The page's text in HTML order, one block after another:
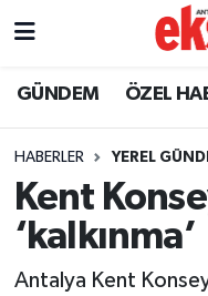
GÜNDEM ÖZEL
HABERLER YEREL
Kent
‘kalkınma’
Antalya Kent
ÖZEL HABER
YEREL GÜNDEM
EKONOMİ
Nöbetçi
Trafik Durumu
Süper Lig Puan